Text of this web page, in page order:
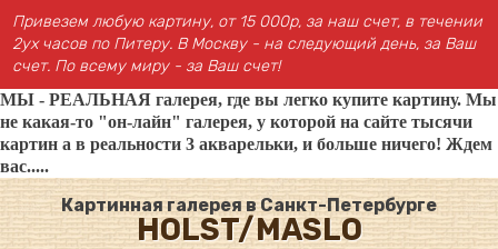
Привезем любую картину, от 15 000р, за наш счет, в течении
2ух часов по Питеру. В Москву - на следующий день, за Ваш
счет. По всему миру - за Ваш счет!
МЫ - РЕАЛЬНАЯ галерея, где вы легко купите картину. Мы
не какая-то "он-лайн" галерея, у которой на сайте тысячи
картин а в реальности 3 акварельки, и больше ничего! Ждем
вас.....
Картинная галерея в Санкт-Петербурге
HOLST/MASLO